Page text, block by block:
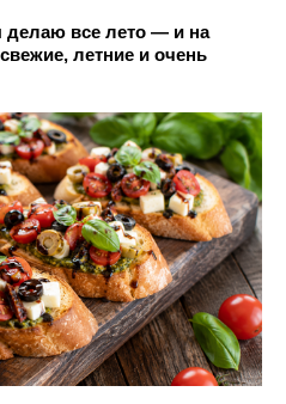
делаю все лето — и на
летние и очень